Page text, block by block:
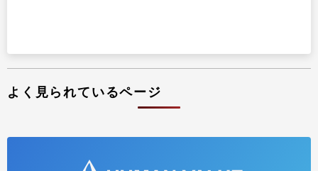
よく見られているページ